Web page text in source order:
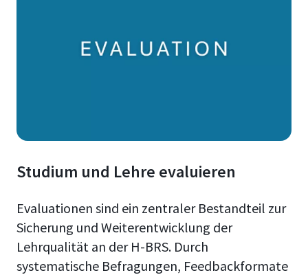
Studium und Lehre evaluieren
Evaluationen sind ein zentraler Bestandteil zur
Sicherung und Weiterentwicklung der
Lehrqualität an der H-BRS. Durch
systematische Befragungen, Feedbackformate